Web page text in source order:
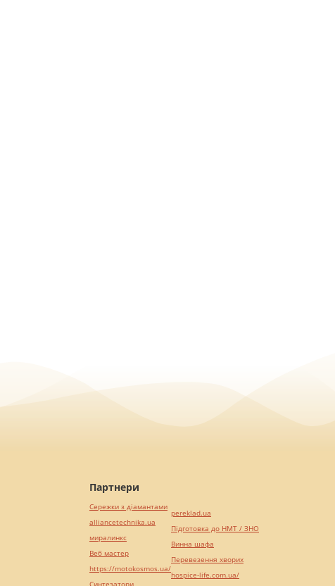
Партнери
Сережки з діамантами
alliancetechnika.ua
миралинкс
Веб мастер
https://motokosmos.ua/
Синтезатори
pereklad.ua
Підготовка до НМТ / ЗНО
Винна шафа
Перевезення хворих
hospice-life.com.ua/